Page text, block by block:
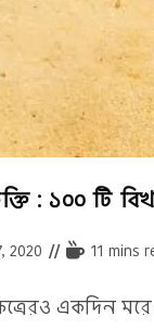
: ১০০ টি
2020
Reading
11 mins
একদিন